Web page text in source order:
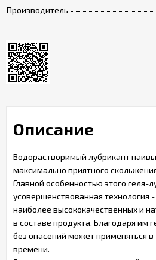
Производитель
Описание
Водорастворимый лубрикант
максимально приятного
Главной особенностью этого геля-
усовершенствованная технология
наиболее высококачественных и
в составе продукта. Благодаря им
без опасений может применяться в
времени.